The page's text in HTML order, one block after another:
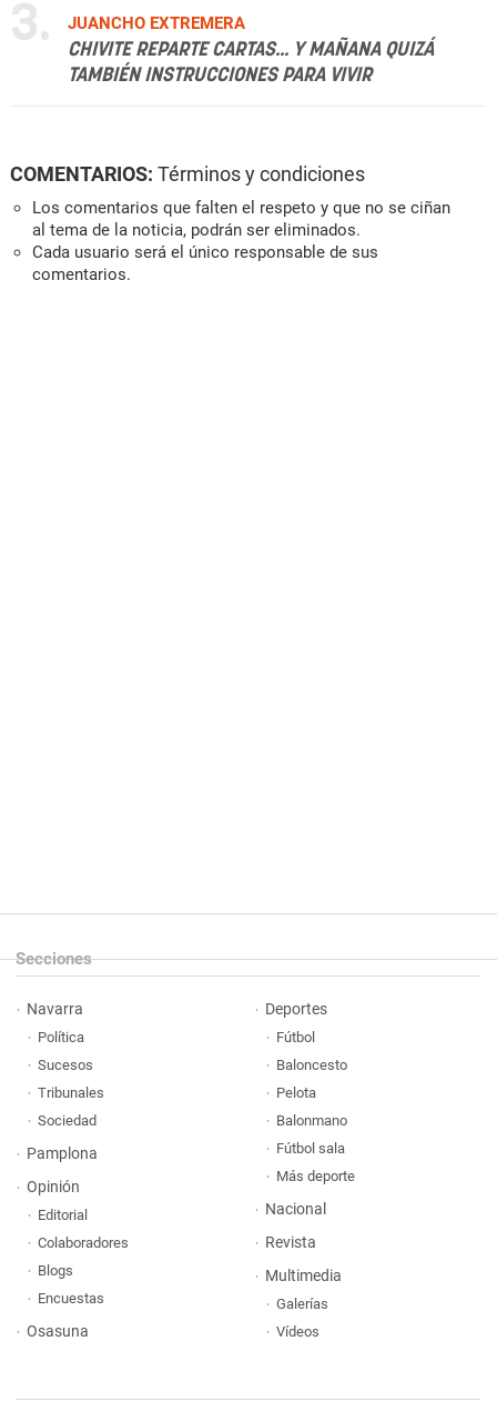
3.
JUANCHO EXTREMERA
CHIVITE REPARTE CARTAS... Y MAÑANA QUIZÁ
TAMBIÉN INSTRUCCIONES PARA VIVIR
COMENTARIOS: Términos y condiciones
Los comentarios que falten el respeto y que no se ciñan
al tema de la noticia, podrán ser eliminados.
Cada usuario será el único responsable de sus
comentarios.
Secciones
Navarra
Política
Sucesos
Tribunales
Sociedad
Pamplona
Opinión
Editorial
Colaboradores
Blogs
Encuestas
Osasuna
Deportes
Fútbol
Baloncesto
Pelota
Balonmano
Fútbol sala
Más deporte
Nacional
Revista
Multimedia
Galerías
Vídeos